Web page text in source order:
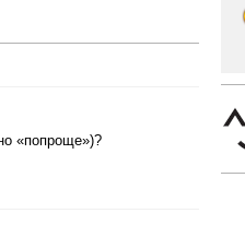
«попроще»)?